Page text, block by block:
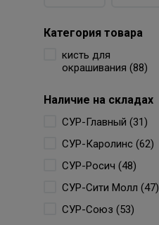
Категория товара
кисть для
окрашивания (88)
Наличие на складах
СУР-Главный (31)
СУР-Каролинс (62)
СУР-Росич (48)
СУР-Сити Молл (47)
СУР-Союз (53)